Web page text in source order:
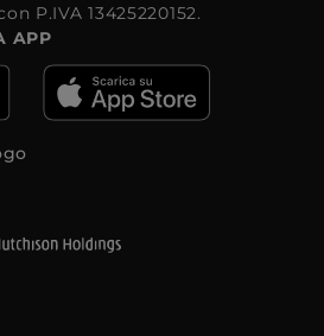
P.IVA 13425220152.
APP